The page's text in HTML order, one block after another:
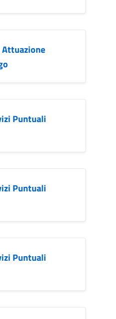
Attuazione
Puntuali
Puntuali
Puntuali